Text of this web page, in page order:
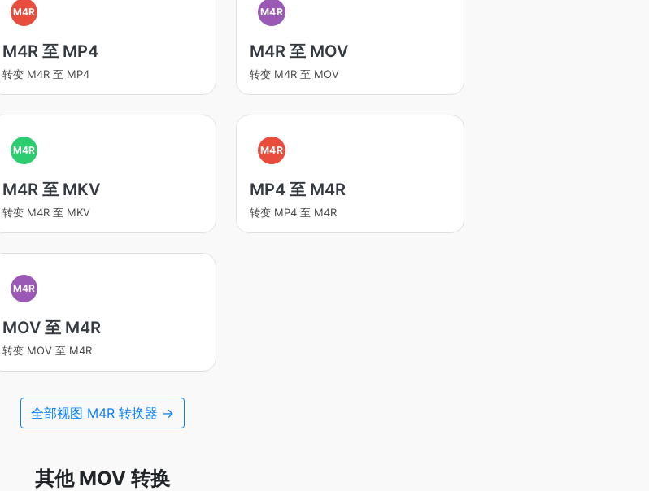
M4R
M4R 至 MP4
转变 M4R 至 MP4
M4R
M4R 至 MOV
转变 M4R 至 MOV
M4R
M4R 至 MKV
转变 M4R 至 MKV
M4R
MP4 至 M4R
转变 MP4 至 M4R
M4R
MOV 至 M4R
转变 MOV 至 M4R
全部视图 M4R 转换器 →
其他 MOV 转换